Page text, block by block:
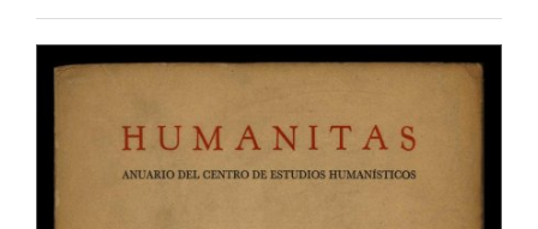
Barra
del
artículo